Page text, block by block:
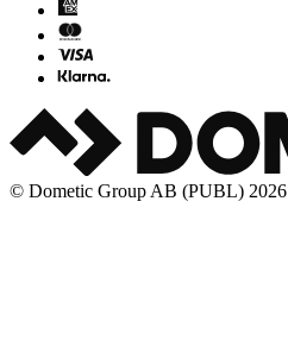
© Dometic Group AB (PUBL) 2026